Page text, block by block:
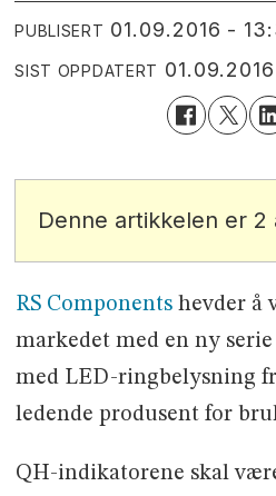
PUBLISERT 01.09.2016 -
SIST OPPDATERT
Denne artikkelen er
RS Componentshevder å
markedet med en ny
med LED-ringbelysning
ledende produsent for
QH-indikatorene skal